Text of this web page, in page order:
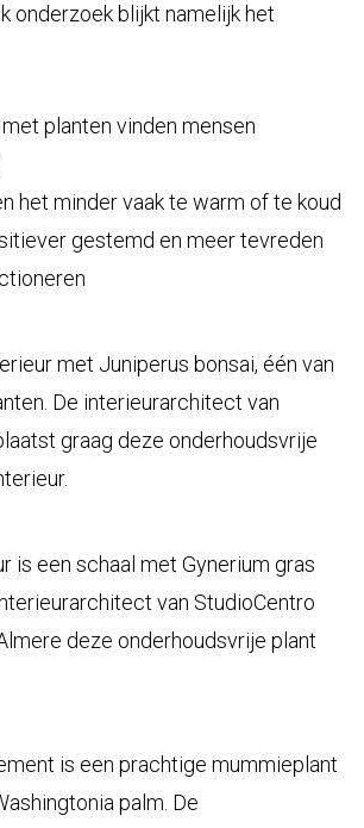
onderzoek blijkt namelijk het
planten vinden mensen
het minder vaak te warm of te koud
gestemd en meer tevreden